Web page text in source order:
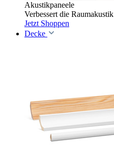
Akustikpaneele
Verbessert die Raumakustik
Jetzt Shoppen
Decke